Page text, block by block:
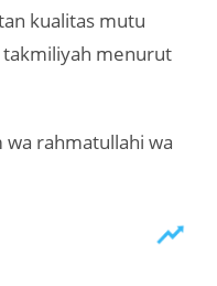
kualitas mutu
takmiliyah menurut
wa rahmatullahi wa